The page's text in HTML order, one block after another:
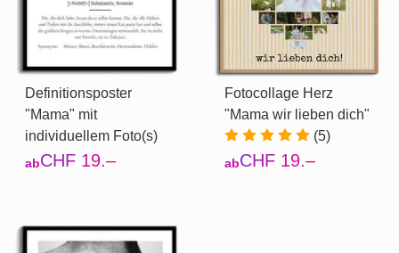
Definitionsposter
"Mama" mit
individuellem Foto(s)
abCHF 19.–
Fotocollage Herz
"Mama wir lieben dich"
(5)
abCHF 19.–